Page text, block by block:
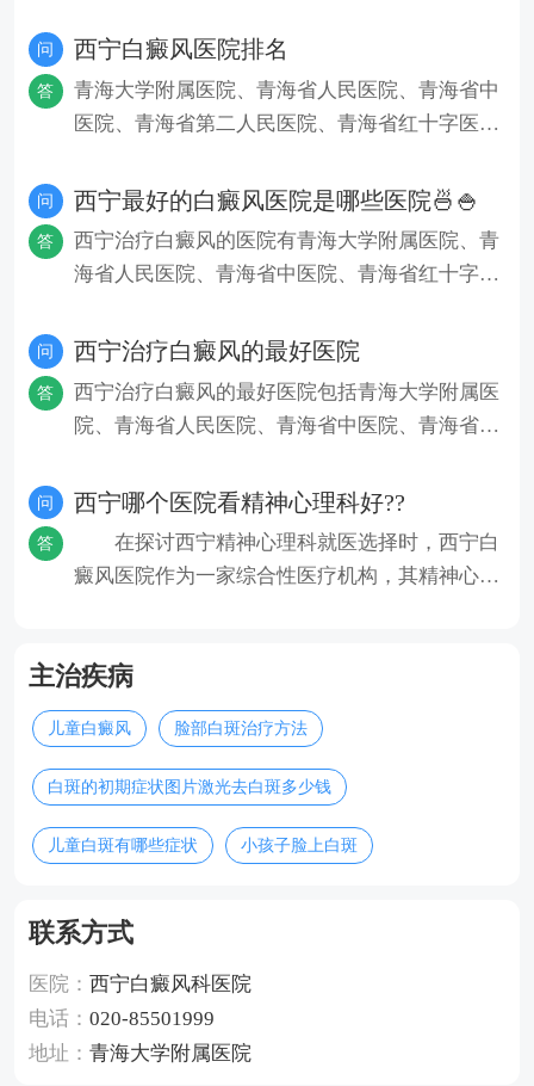
问 西宁白癜风医院排名
答
青海大学附属医院、青海省人民医院、青海省中
医院、青海省第二人民医院、青海省红十字医院
问 西宁最好的白癜风医院是哪些医院🍜🍚
答
西宁治疗白癜风的医院有青海大学附属医院、青
海省人民医院、青海省中医院、青海省红十字医
问 西宁治疗白癜风的最好医院
答
西宁治疗白癜风的最好医院包括青海大学附属医
院、青海省人民医院、青海省中医院、青海省第
问 西宁哪个医院看精神心理科好??
答
在探讨西宁精神心理科就医选择时，西宁白
癜风医院作为一家综合性医疗机构，其精神心理
主治疾病
儿童白癜风 脸部白斑治疗方法
白斑的初期症状图片激光去白斑多少钱
儿童白斑有哪些症状 小孩子脸上白斑
联系方式
医院： 西宁白癜风科医院
电话： 020-85501999
地址： 青海大学附属医院